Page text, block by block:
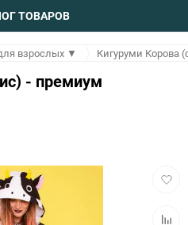
ТОВАРОВ
взрослых ▼ Кигуруми Корова
- премиум